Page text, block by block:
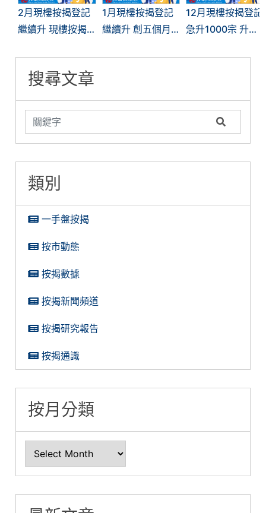
2月現樓按揭登記
繼續升 現樓按揭
1月現樓按揭登記
繼續升 創五個月
12月現樓按揭登記
急升1000宗 升幅
搜尋文章
類別
一手盤按揭
按市動態
按揭數據
按揭新聞頻道
按揭研究報告
按揭通識
按月分類